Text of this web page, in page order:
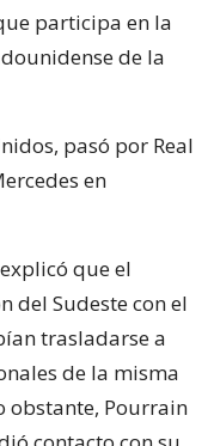
participa en la
de la
pasó por Real
en
que el
del Sudeste con el
trasladarse a
de la misma
obstante, Pourrain